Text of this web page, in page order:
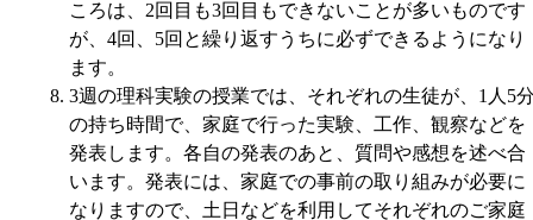
ころは、2回目も3回目もできないことが多いものです
が、4回、5回と繰り返すうちに必ずできるようになり
ます。
3週の理科実験の授業では、それぞれの生徒が、1人5
の持ち時間で、家庭で行った実験、工作、観察などを
発表します。各自の発表のあと、質問や感想を述べ合
います。発表には、家庭での事前の取り組みが必要に
なりますので、土日などを利用してそれぞれのご家庭